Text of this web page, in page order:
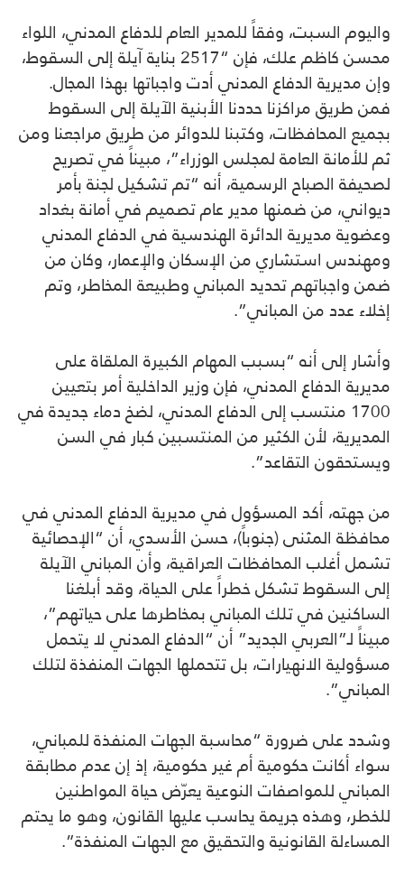
واليوم السبت، وفقاً للمدير العام للدفاع المدني، اللواء
محسن كاظم علك، فإن “2517 بناية آيلة إلى السقوط،
وإن مديرية الدفاع المدني أدت واجباتها بهذا المجال.
فمن طريق مراكزنا حددنا الأبنية الآيلة إلى السقوط
بجميع المحافظات، وكتبنا للدوائر من طريق مراجعنا ومن
ثم للأمانة العامة لمجلس الوزراء”، مبيناً في تصريح
لصحيفة الصباح الرسمية، أنه “تم تشكيل لجنة بأمر
ديواني، من ضمنها مدير عام تصميم في أمانة بغداد
وعضوية مديرية الدائرة الهندسية في الدفاع المدني
ومهندس استشاري من الإسكان والإعمار، وكان من
ضمن واجباتهم تحديد المباني وطبيعة المخاطر، وتم
إخلاء عدد من المباني”.
وأشار إلى أنه “بسبب المهام الكبيرة الملقاة على
مديرية الدفاع المدني، فإن وزير الداخلية أمر بتعيين
1700 منتسب إلى الدفاع المدني، لضخ دماء جديدة في
المديرية، لأن الكثير من المنتسبين كبار في السن
ويستحقون التقاعد”.
من جهته، أكد المسؤول في مديرية الدفاع المدني في
محافظة المثنى (جنوباً)، حسن الأسدي، أن “الإحصائية
تشمل أغلب المحافظات العراقية، وأن المباني الآيلة
إلى السقوط تشكل خطراً على الحياة، وقد أبلغنا
الساكنين في تلك المباني بمخاطرها على حياتهم”،
مبيناً لـ”العربي الجديد” أن “الدفاع المدني لا يتحمل
مسؤولية الانهيارات، بل تتحملها الجهات المنفذة لتلك
المباني”.
وشدد على ضرورة “محاسبة الجهات المنفذة للمباني،
سواء أكانت حكومية أم غير حكومية، إذ إن عدم مطابقة
المباني للمواصفات النوعية يعرّض حياة المواطنين
للخطر، وهذه جريمة يحاسب عليها القانون، وهو ما يحتم
المساءلة القانونية والتحقيق مع الجهات المنفذة”.